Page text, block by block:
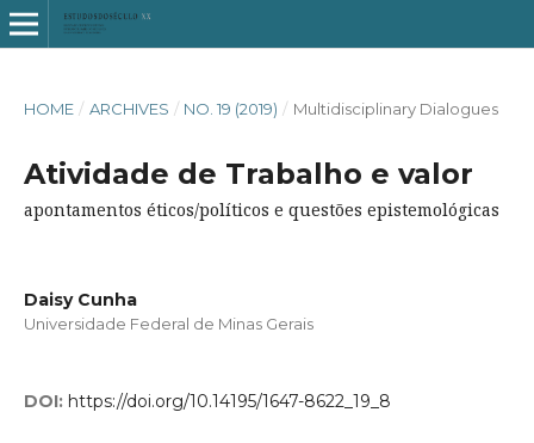
HOME / ARCHIVES / NO. 19 (2019) / Multidisciplinary Dialogues
Atividade de Trabalho e valor
apontamentos éticos/políticos e questões epistemológicas
Daisy Cunha
Universidade Federal de Minas Gerais
DOI: https://doi.org/10.14195/1647-8622_19_8